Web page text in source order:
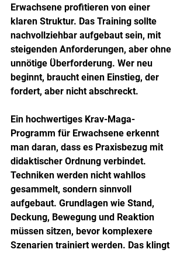
Erwachsene profitieren von einer
klaren Struktur. Das Training sollte
nachvollziehbar aufgebaut sein, mit
steigenden Anforderungen, aber ohne
unnötige Überforderung. Wer neu
beginnt, braucht einen Einstieg, der
fordert, aber nicht abschreckt.
Ein hochwertiges Krav-Maga-
Programm für Erwachsene erkennt
man daran, dass es Praxisbezug mit
didaktischer Ordnung verbindet.
Techniken werden nicht wahllos
gesammelt, sondern sinnvoll
aufgebaut. Grundlagen wie Stand,
Deckung, Bewegung und Reaktion
müssen sitzen, bevor komplexere
Szenarien trainiert werden. Das klingt